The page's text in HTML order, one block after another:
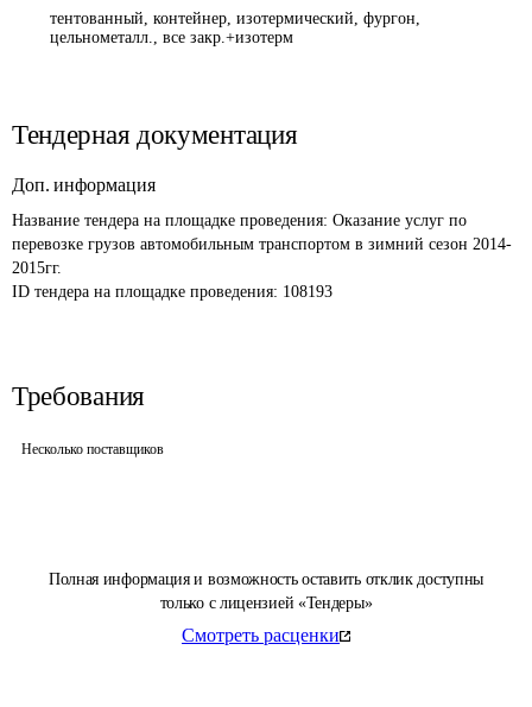
Полная информация и возможность оставить отклик доступны
только с лицензией «Тендеры»
Смотреть расценки
тентованный, контейнер, изотермический, фургон,
цельнометалл., все закр.+изотерм
Тендерная документация
Доп. информация
Название тендера на площадке проведения: Оказание услуг по
перевозке грузов автомобильным транспортом в зимний сезон 2014-
2015гг.
ID тендера на площадке проведения: 108193
Требования
Несколько поставщиков